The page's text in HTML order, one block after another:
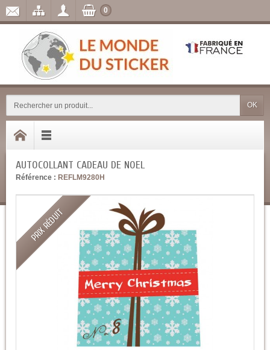
OK
0
AUTOCOLLANT CADEAU DE NOEL
Référence : REFLM9280H
PRIX RÉDUIT